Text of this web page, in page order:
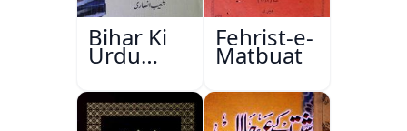
Bihar Ki
Urdu
Kitabon
Ka
Ishariya
Fehrist-e-
Matbuat